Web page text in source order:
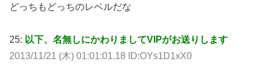
どっちもどっちのレベルだな
25: 以下、名無しにかわりましてVIPがお送りします
2013/11/21 (木) 01:01:01.18 ID:OYs1D1xX0